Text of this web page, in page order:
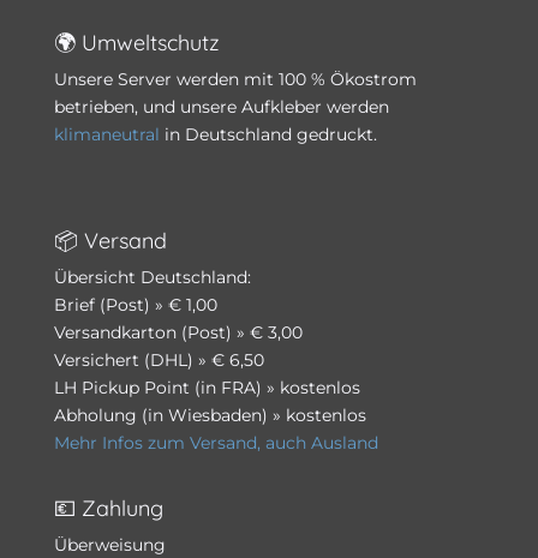
🌍 Umweltschutz
Unsere Server werden mit 100 % Ökostrom
betrieben, und unsere Aufkleber werden
klimaneutral in Deutschland gedruckt.
📦 Versand
Übersicht Deutschland:
Brief (Post) » € 1,00
Versandkarton (Post) » € 3,00
Versichert (DHL) » € 6,50
LH Pickup Point (in FRA) » kostenlos
Abholung (in Wiesbaden) » kostenlos
Mehr Infos zum Versand, auch Ausland
💶 Zahlung
Überweisung